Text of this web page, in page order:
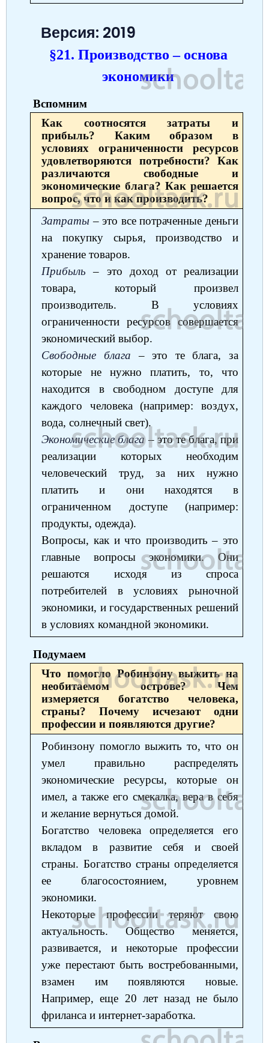
Версия: 2019
§21. Производство ‒ основа
экономики
Вспомним
Как соотносятся затраты и
прибыль? Каким образом в
условиях ограниченности ресурсов
удовлетворяются потребности? Как
различаются свободные и
экономические блага? Как решается
вопрос, что и как производить?
Затраты ‒ это все потраченные деньги
на покупку сырья, производство и
хранение товаров.
Прибыль ‒ это доход от реализации
товара, который произвел
производитель. В условиях
ограниченности ресурсов совершается
экономический выбор.
Свободные блага ‒ это те блага, за
которые не нужно платить, то, что
находится в свободном доступе для
каждого человека (например: воздух,
вода, солнечный свет).
Экономические блага‒ это те блага, при
реализации которых необходим
человеческий труд, за них нужно
платить и они находятся в
ограниченном доступе (например:
продукты, одежда).
Вопросы, как и что производить ‒ это
главные вопросы экономики. Они
решаются исходя из спроса
потребителей в условиях рыночной
экономики, и государственных решений
в условиях командной экономики.
Подумаем
Что помогло Робинзону выжить на
необитаемом острове? Чем
измеряется богатство человека,
страны? Почему исчезают одни
профессии и появляются другие?
Робинзону помогло выжить то, что он
умел правильно распределять
экономические ресурсы, которые он
имел, а также его смекалка, вера в себя
и желание вернуться домой.
Богатство человека определяется его
вкладом в развитие себя и своей
страны. Богатство страны определяется
ее благосостоянием, уровнем
экономики.
Некоторые профессии теряют свою
актуальность. Общество меняется,
развивается, и некоторые профессии
уже перестают быть востребованными,
взамен им появляются новые.
Например, еще 20 лет назад не было
фриланса и интернет-заработка.